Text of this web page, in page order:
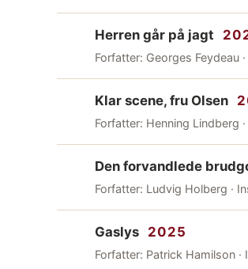
Herren går på jagt
Forfatter: Georges Feydeau
Klar scene, fru Olsen
Forfatter: Henning Lindberg
Den forvandlede
Forfatter: Ludvig Holberg ·
Gaslys 2025
Forfatter: Patrick Hamilson